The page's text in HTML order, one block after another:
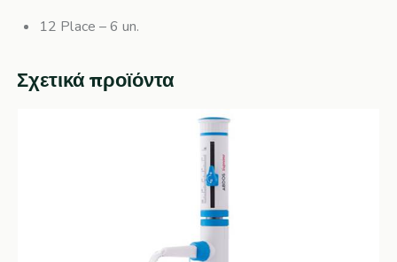
12 Place – 6 un.
Σχετικά προϊόντα